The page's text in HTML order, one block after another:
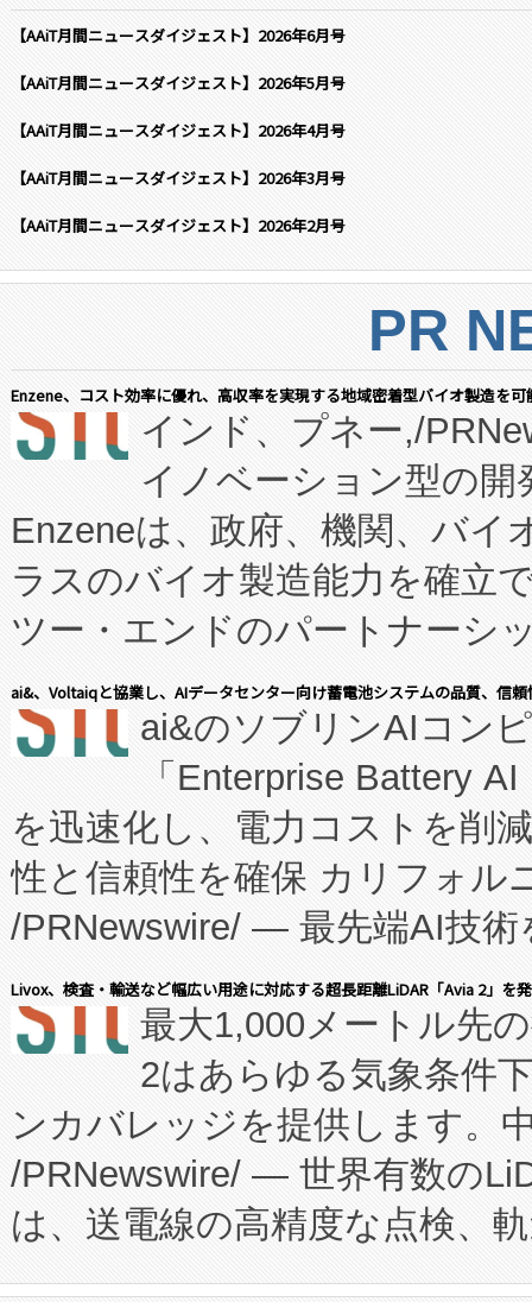
【AAiT月間ニュースダイジェスト】2026年6月号
【AAiT月間ニュースダイジェスト】2026年5月号
【AAiT月間ニュースダイジェスト】2026年4月号
【AAiT月間ニュースダイジェスト】2026年3月号
【AAiT月間ニュースダイジェスト】2026年2月号
PR
Enzene、コスト効率に優れ、高収率を実現する地域密着型バイオ製造を
インド、プネー,/
イノベーション型の
Enzeneは、政府、機関、バイ
ラスのバイオ製造能力を確立
ツー・エンドのパートナーシ
表しました。 同社の実績ある
manufacturing™ (FCCM™) プ
たNeXは、バイオ医薬品製造
従来のフェッドバッチ施設の
に、患者やサプライチェーン
キー方式で拡張性が高く、持
す。FCCM‑を活用した現地生
患者にとっての費用負担を大
のアクセスを大幅に拡大する
Fully-Connected Continuous
プログラムには、施設設計・
に関する技術移転および知的
構造化トレーニングカリキュ
ai&、Voltaiqと協業し、AIデータセンター向け蓄電池システムの品質、信
ai&のソブリンAIコン
「Enterprise Battery
を迅速化し、電力コストを削
性と信頼性を確保 カリフォル
/PRNewswire/ — 最先端AI技術
会社エーアイ・アンド：本社
President原信平）と、エンタ
ードするVoltaiqは、日本にあ
ーエネルギー貯蔵システム（
た。 Voltaiq独自のAI搭載プラ
定、統合、導入、運用に至る
安全性を追跡し、確保する事
Livox、検査・輸送など幅広い用途に対応する超長距離LiDAR「Avia 2」を
最大1,000メートル先
2はあらゆる気象条件
ンカバレッジを提供します。
/PRNewswire/ — 世界有数の
は、送電線の高精度な点検、
や穀物倉庫におけるバルク材